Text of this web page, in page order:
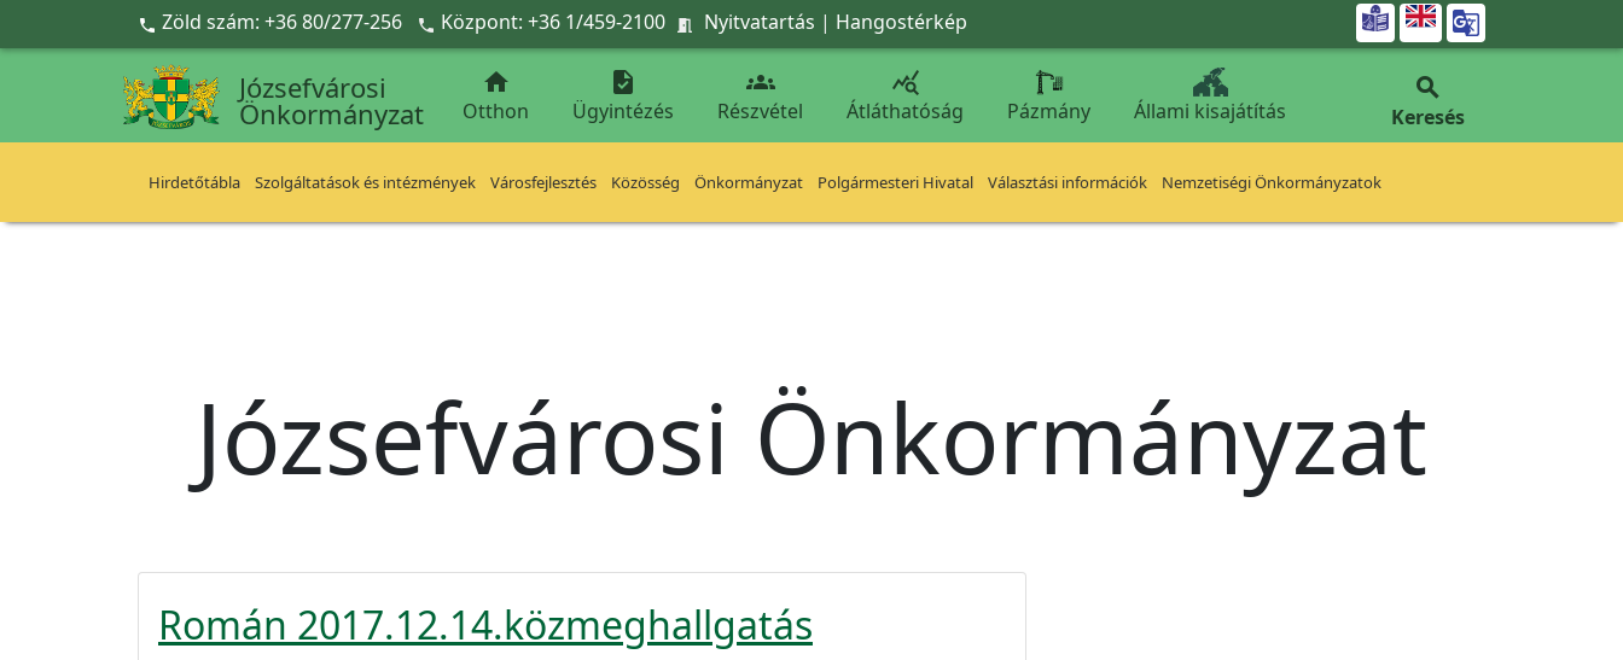
Ugrás a fő tartalomra
 Zöld szám: +36 80/277-256  Központ: +36 1/459-2100  Nyitvatartás | Hangostérkép 
Józsefvárosi
Önkormányzat

Otthon

Ügyintézés

Részvétel

Átláthatóság Pázmány Állami kisajátítás

Keresés
Hirdetőtábla Szolgáltatások és intézmények Városfejlesztés Közösség Önkormányzat Polgármesteri Hivatal Választási információk Nemzetiségi Önkormányzatok
Józsefvárosi Önkormányzat
Román 2017.12.14.közmeghallgatás